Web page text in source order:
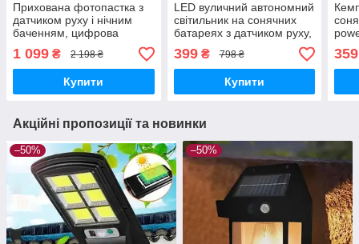
Прихована фотопастка з
датчиком руху і нічним
баченням, цифрова
мисливська камера для
охорони та
спостереження
1 099 ₴ 2 198 ₴
Купити
LED вуличний автономний
світильник на сонячних
батареях з датчиком руху,
вологозахищений для
двору й вулиць
399₴ 798 ₴
Купити
з
359
Акційні пропозиції та новинки
–50% –50%